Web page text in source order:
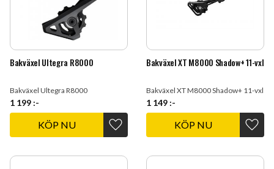
Bakväxel Ultegra R8000
Bakväxel Ultegra R8000
1 199 :-
Lägg till i favoriter
Bakväxel XT M8000 Shadow+ 11-vxl
Bakväxel XT M8000 Shadow+ 11-vxl
1 149 :-